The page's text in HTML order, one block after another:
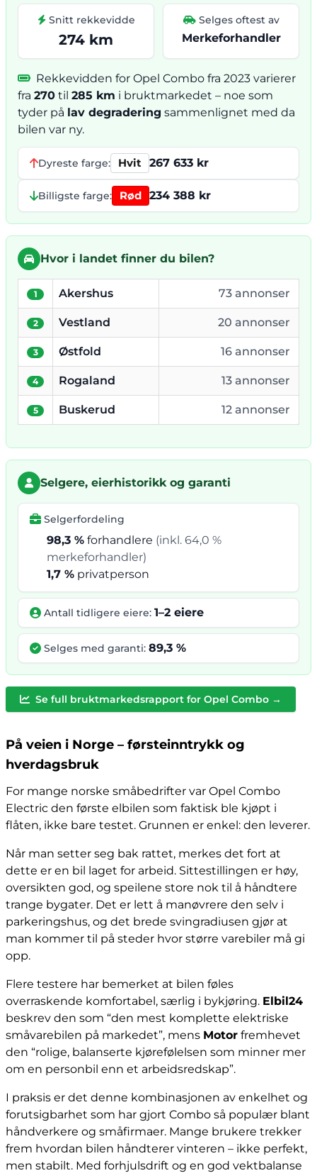
Snitt rekkevidde
274 km
Selges oftest av
Merkeforhandler
Rekkevidden for Opel Combo fra 2023 varierer
fra 270 til 285 km i bruktmarkedet – noe som
tyder på lav degradering sammenlignet med da
bilen var ny.
Dyreste farge: Hvit 267 633 kr
Billigste farge: Rød 234 388 kr
Hvor i landet finner du bilen?
1 Akershus 73 annonser
2 Vestland 20 annonser
3 Østfold 16 annonser
4 Rogaland 13 annonser
5 Buskerud 12 annonser
Selgere, eierhistorikk og garanti
Selgerfordeling
98,3 % forhandlere (inkl. 64,0 %
merkeforhandler)
1,7 % privatperson
Antall tidligere eiere: 1–2 eiere
Selges med garanti: 89,3 %
Se full bruktmarkedsrapport for Opel Combo →
På veien i Norge – førsteinntrykk og
hverdagsbruk
For mange norske småbedrifter var Opel Combo
Electric den første elbilen som faktisk ble kjøpt i
flåten, ikke bare testet. Grunnen er enkel: den leverer.
Når man setter seg bak rattet, merkes det fort at
dette er en bil laget for arbeid. Sittestillingen er høy,
oversikten god, og speilene store nok til å håndtere
trange bygater. Det er lett å manøvrere den selv i
parkeringshus, og det brede svingradiusen gjør at
man kommer til på steder hvor større varebiler må gi
opp.
Flere testere har bemerket at bilen føles
overraskende komfortabel, særlig i bykjøring. Elbil24
beskrev den som “den mest komplette elektriske
småvarebilen på markedet”, mens Motor fremhevet
den “rolige, balanserte kjørefølelsen som minner mer
om en personbil enn et arbeidsredskap”.
I praksis er det denne kombinasjonen av enkelhet og
forutsigbarhet som har gjort Combo så populær blant
håndverkere og småfirmaer. Mange brukere trekker
frem hvordan bilen håndterer vinteren – ikke perfekt,
men stabilt. Med forhjulsdrift og en god vektbalanse